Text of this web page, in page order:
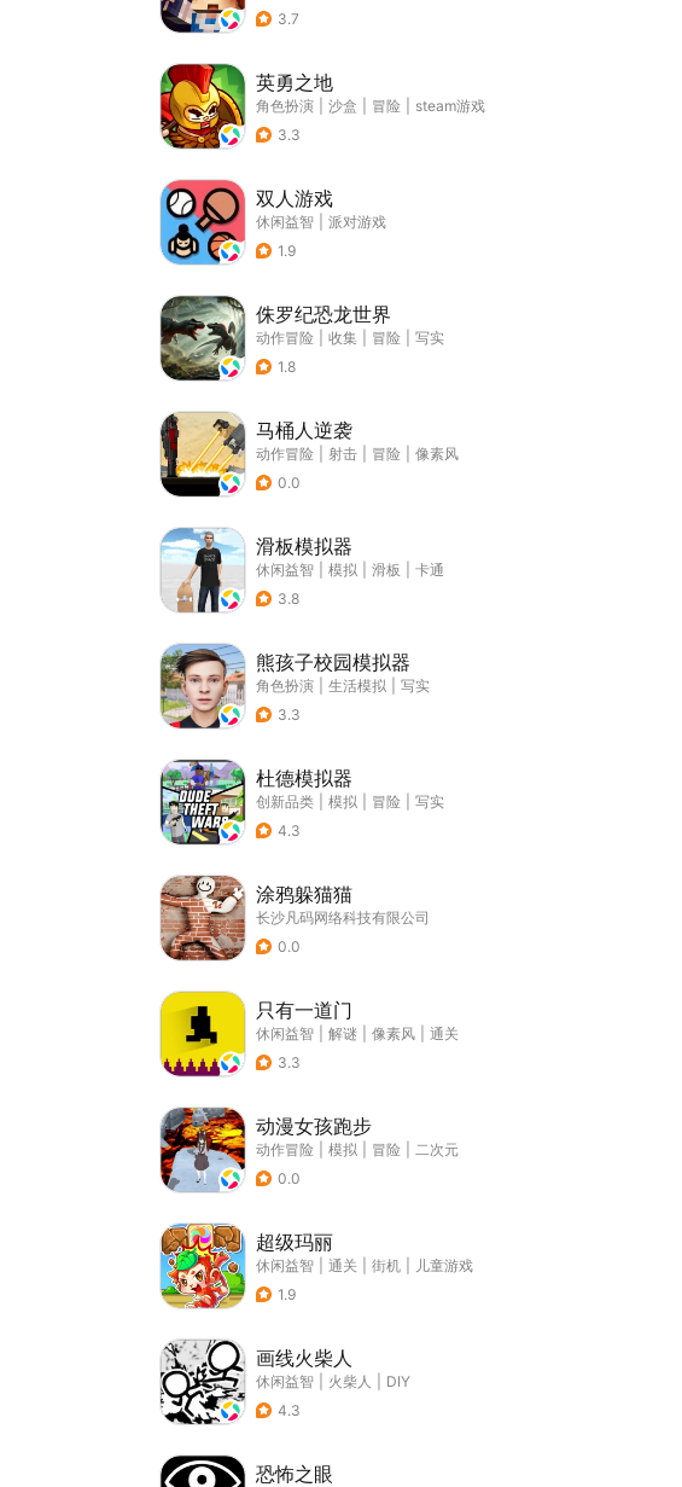
3.7
英勇之地
角色扮演 沙盒 冒险
steam游戏
3.3
双人游戏
休闲益智
派对游戏
1.9
侏罗纪恐龙世界
动作冒险 收集 冒险
写实
1.8
马桶人逆袭
动作冒险 射击 冒险
像素风
0.0
滑板模拟器
休闲益智 模拟 滑板
卡通
3.8
熊孩子校园模拟器
角色扮演 生活模拟
写实
3.3
杜德模拟器
创新品类 模拟 冒险
写实
4.3
涂鸦躲猫猫
长沙凡码网络科技有限公司
0.0
只有一道门
休闲益智 解谜 像素风
通关
3.3
动漫女孩跑步
动作冒险 模拟 冒险
二次元
0.0
超级玛丽
休闲益智 通关 街机
儿童游戏
1.9
画线火柴人
休闲益智 火柴人
DIY
4.3
恐怖之眼